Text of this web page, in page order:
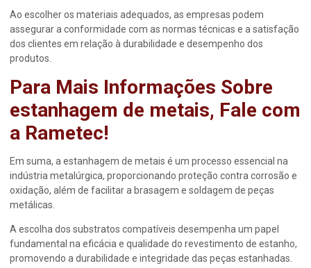
Ao escolher os materiais adequados, as empresas podem
assegurar a conformidade com as normas técnicas e a satisfação
dos clientes em relação à durabilidade e desempenho dos
produtos.
Para Mais Informações Sobre
estanhagem de metais, Fale com
a Rametec!
Em suma, aestanhagem de metais é um processo essencial na
indústria metalúrgica, proporcionando proteção contra corrosão e
oxidação, além de facilitar a brasagem e soldagem de peças
metálicas.
A escolha dos substratos compatíveis desempenha um papel
fundamental na eficácia e qualidade do revestimento de estanho,
promovendo a durabilidade e integridade das peças estanhadas.